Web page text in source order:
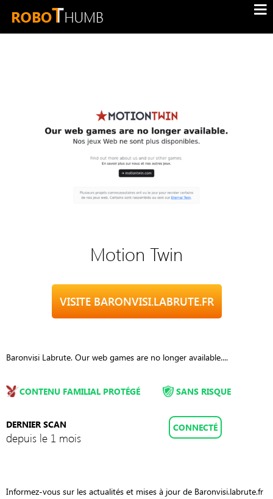
Motion Twin
VISITE BARONVISI.LABRUTE.FR
Baronvisi Labrute. Our web games are no longer available....
CONTENU FAMILIAL PROTÉGÉ
DERNIER SCAN
depuis le 1 mois
SANS RISQUE
CONNECTÉ
Informez-vous sur les actualités et mises à jour de Baronvisi.labrute.fr